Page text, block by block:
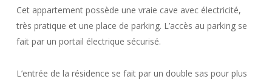
Cet appartement possède une vraie cave avec électricité,
très pratique et une place de parking. L’accès au parking se
fait par un portail électrique sécurisé.
L’entrée de la résidence se fait par un double sas pour plus